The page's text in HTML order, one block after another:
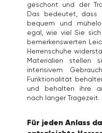
geschont und der
Das bedeutet, dass
bequem und
egal, wie viel Sie
bemerkenswerten
Herrenschuhe
Materialien stellen
intensivem
Funktionalität
und behalten ihre
nach langer Tragezeit.
Für jeden Anlass